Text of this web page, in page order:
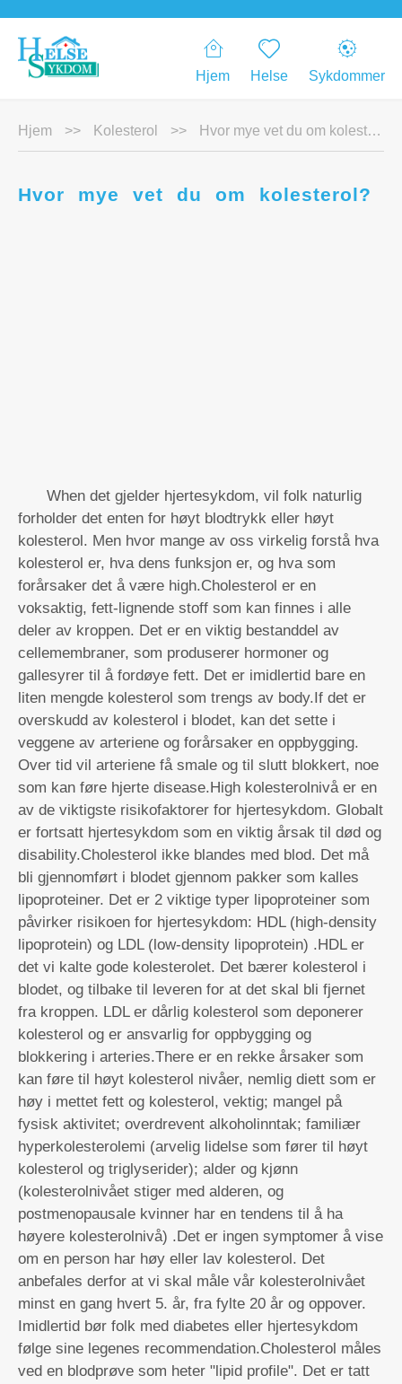
Hjem Helse Sykdommer
Hjem >> Kolesterol >> Hvor mye vet du om kolesterol?
Hvor mye vet du om kolesterol?
When det gjelder hjertesykdom, vil folk naturlig
forholder det enten for høyt blodtrykk eller høyt
kolesterol. Men hvor mange av oss virkelig forstå hva
kolesterol er, hva dens funksjon er, og hva som
forårsaker det å være high.Cholesterol er en
voksaktig, fett-lignende stoff som kan finnes i alle
deler av kroppen. Det er en viktig bestanddel av
cellemembraner, som produserer hormoner og
gallesyrer til å fordøye fett. Det er imidlertid bare en
liten mengde kolesterol som trengs av body.If det er
overskudd av kolesterol i blodet, kan det sette i
veggene av arteriene og forårsaker en oppbygging.
Over tid vil arteriene få smale og til slutt blokkert, noe
som kan føre hjerte disease.High kolesterolnivå er en
av de viktigste risikofaktorer for hjertesykdom. Globalt
er fortsatt hjertesykdom som en viktig årsak til død og
disability.Cholesterol ikke blandes med blod. Det må
bli gjennomført i blodet gjennom pakker som kalles
lipoproteiner. Det er 2 viktige typer lipoproteiner som
påvirker risikoen for hjertesykdom: HDL (high-density
lipoprotein) og LDL (low-density lipoprotein) .HDL er
det vi kalte gode kolesterolet. Det bærer kolesterol i
blodet, og tilbake til leveren for at det skal bli fjernet
fra kroppen. LDL er dårlig kolesterol som deponerer
kolesterol og er ansvarlig for oppbygging og
blokkering i arteries.There er en rekke årsaker som
kan føre til høyt kolesterol nivåer, nemlig diett som er
høy i mettet fett og kolesterol, vektig; mangel på
fysisk aktivitet; overdrevent alkoholinntak; familiær
hyperkolesterolemi (arvelig lidelse som fører til høyt
kolesterol og triglyserider); alder og kjønn
(kolesterolnivået stiger med alderen, og
postmenopausale kvinner har en tendens til å ha
høyere kolesterolnivå) .Det er ingen symptomer å vise
om en person har høy eller lav kolesterol. Det
anbefales derfor at vi skal måle vår kolesterolnivået
minst en gang hvert 5. år, fra fylte 20 år og oppover.
Imidlertid bør folk med diabetes eller hjertesykdom
følge sine legenes recommendation.Cholesterol måles
ved en blodprøve som heter "lipid profile". Det er tatt